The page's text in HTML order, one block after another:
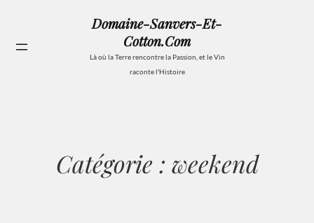
contenu
Domaine-Sanvers-Et-
Cotton.com
Là où la Terre rencontre la Passion, et le Vin
raconte l'Histoire
Catégorie : weekend